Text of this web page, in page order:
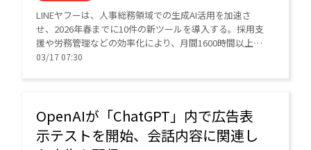
LINEヤフーは、人事総務領域での生成AI活用を加速さ
せ、2026年春までに10件の新ツールを導入する。採用支
援や労務管理などの効率化により、月間1600時間以上の
工数削減を計画。ガバナンスを徹底しつつ、従業員の自
03/17 07:30
OpenAIが「ChatGPT」内で広告表
示テストを開始、会話内容に関連し